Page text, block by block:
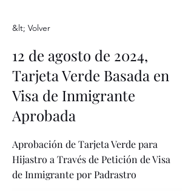
&lt; Volver
12 de agosto de 2024,
Tarjeta Verde Basada en
Visa de Inmigrante
Aprobada
Aprobación de Tarjeta Verde para
Hijastro a Través de Petición de Visa
de Inmigrante por Padrastro